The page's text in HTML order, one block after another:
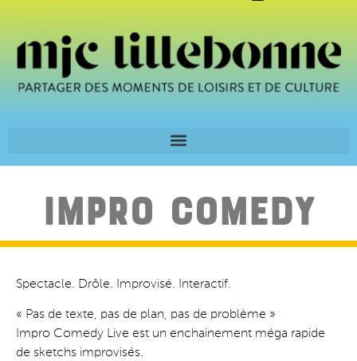
IMPRO COMEDY
Spectacle. Drôle. Improvisé. Interactif.
« Pas de texte, pas de plan, pas de problème »
Impro Comedy Live est un enchainement méga rapide
de sketchs improvisés.